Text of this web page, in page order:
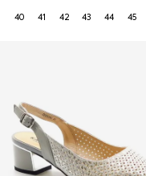
40 41 42 43 44 45